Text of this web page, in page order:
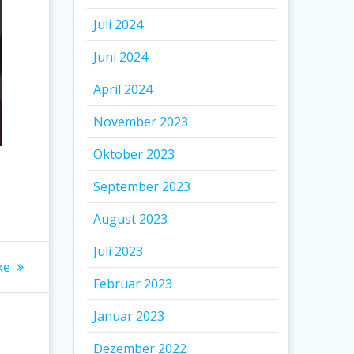
Juli 2024
Juni 2024
April 2024
November 2023
Oktober 2023
September 2023
August 2023
Juli 2023
Februar 2023
Januar 2023
Dezember 2022